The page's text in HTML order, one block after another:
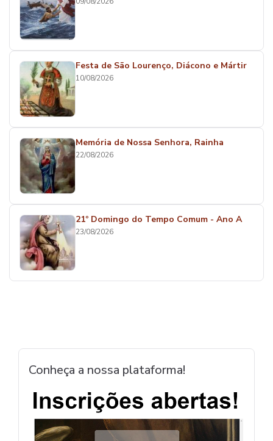
Festa de São Lourenço, Diácono e Mártir
10/08/2026
Memória de Nossa Senhora, Rainha
22/08/2026
21º Domingo do Tempo Comum - Ano A
23/08/2026
Conheça a nossa plataforma!